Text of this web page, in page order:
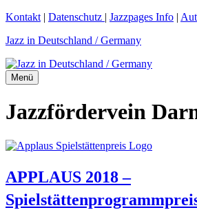
Zum
springen
Kontakt | Datenschutz | Jazzpages Info |
Jazz in Deutschland / Germany
Menü
Jazzfördervein
APPLAUS 2018 –